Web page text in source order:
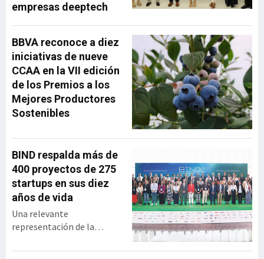
intervención, el directivo
ha repasado la evolución
de la operadora vasca
desde su creación hasta su
integración en MásMóvil,
compartiendo las
principales decisiones
estratégicas que marcaron
su trayectoria y las
extrajo tras más
empresas deeptech
BBVA reconoce a diez
iniciativas de nueve
CCAA en la VII edición
de los Premios a los
Mejores Productores
Sostenibles
BIND respalda más de
400 proyectos de 275
startups en sus diez
años de vida
Una relevante
representación de la
en el BEC para celebrar los